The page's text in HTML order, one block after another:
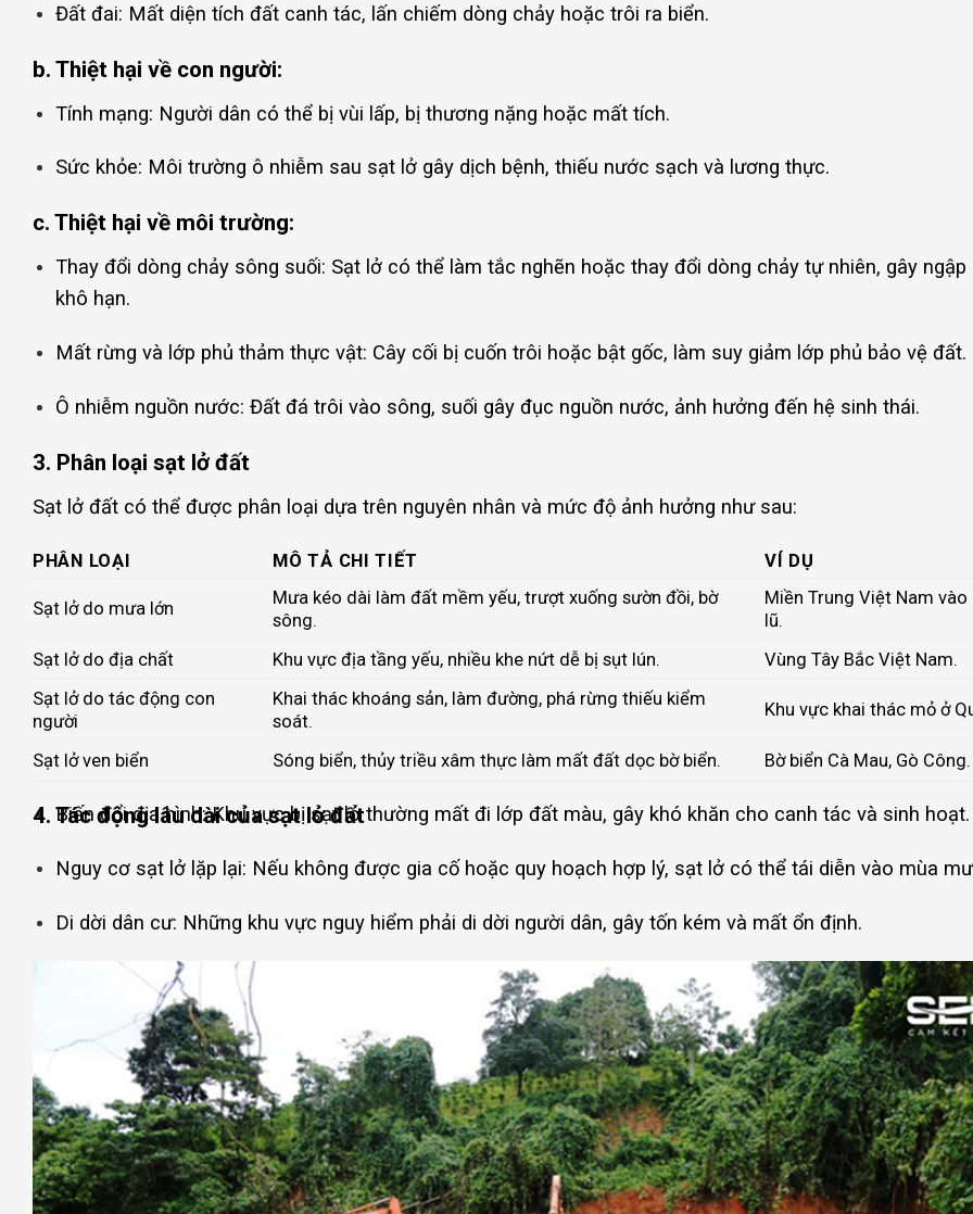
Đất đai: Mất diện tích đất canh tác, lấn chiếm dòng chảy hoặc trôi ra biển.
b. Thiệt hại về con người:
Tính mạng: Người dân có thể bị vùi lấp, bị thương nặng hoặc mất tích.
Sức khỏe: Môi trường ô nhiễm sau sạt lở gây dịch bệnh, thiếu nước sạch và lương thực.
c. Thiệt hại về môi trường:
Thay đổi dòng chảy sông suối: Sạt lở có thể làm tắc nghẽn hoặc thay đổi dòng chảy tự nhiên, gây ngập
khô hạn.
Mất rừng và lớp phủ thảm thực vật: Cây cối bị cuốn trôi hoặc bật gốc, làm suy giảm lớp phủ bảo vệ đất.
Ô nhiễm nguồn nước: Đất đá trôi vào sông, suối gây đục nguồn nước, ảnh hưởng đến hệ sinh thái.
3. Phân loại sạt lở đất
Sạt lở đất có thể được phân loại dựa trên nguyên nhân và mức độ ảnh hưởng như sau:
PHÂN LOẠI MÔ TẢ CHI TIẾT VÍ DỤ
Sạt lở do mưa lớn
Mưa kéo dài làm đất mềm yếu, trượt xuống sườn đồi, bờ
sông.
Miền Trung Việt Nam
lũ.
Sạt lở do địa chất
Khu vực địa tầng yếu, nhiều khe nứt dễ bị sụt lún.
Vùng Tây Bắc Việt Nam.
Sạt lở do tác động con
người
Khai thác khoáng sản, làm đường, phá rừng thiếu kiểm
soát.
Khu vực khai thác mỏ ở
Sạt lở ven biển Sóng biển, thủy triều xâm thực làm mất đất dọc bờ biển. Bờ biển Cà Mau, Gò Công.
4. Tác động lâu dài của sạt lở đất
Biến đổi địa hình: Khu vực bị sạt lở thường mất đi lớp đất màu, gây khó khăn cho canh tác và sinh hoạt.
Nguy cơ sạt lở lặp lại: Nếu không được gia cố hoặc quy hoạch hợp lý, sạt lở có thể tái diễn vào mùa
Di dời dân cư: Những khu vực nguy hiểm phải di dời người dân, gây tốn kém và mất ổn định.